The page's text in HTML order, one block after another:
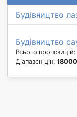
Будівництво
Будівництво
Всього пропозицій:
Діапазон цін: